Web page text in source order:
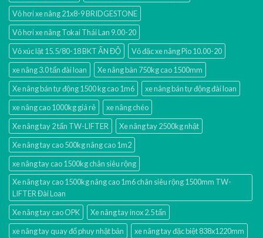
Vỏ hơi xe nâng 21x8-9 BRIDGESTONE
Vỏ hơi xe nâng Tokai Thái Lan 9.00-20
Vỏ xúc lật 15.5/80-18 BKT ẤN ĐỘ
Vỏ đặc xe nâng Pio 10.00-20
xe nâng 3.0 tấn đài loan
Xe nâng bàn 750kg cao 1500mm
Xe nâng bán tự động 1500 kg cao 1m6
xe nâng bán tự động đài loan
xe nâng cao 1000kg giá rẻ
xe nâng chéo
Xe nâng tay 2 tấn TW-LIFTER
Xe nâng tay 2500kg nhật
Xe nâng tay cao 500kg nâng cao 1m2
xe nâng tay cao 1500kg chân siêu rộng
Xe nâng tay cao 1500kg nâng cao 1m6 chân siêu rộng 1500mm TW-
LIFTER Đài Loan
Xe nâng tay cao OPK
Xe nâng tay inox 2.5 tấn
xe nâng tay quay đổ phuy nhật bản
xe nâng tay đặc biệt 838x1220mm